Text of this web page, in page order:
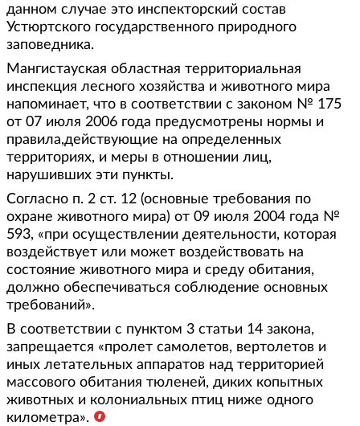
данном случае это инспекторский состав
Устюртского государственного природного
заповедника.
Мангистауская областная территориальная
инспекция лесного хозяйства и животного мира
напоминает, что в соответствии с законом № 175
от 07 июля 2006 года предусмотрены нормы и
правила,действующие на определенных
территориях, и меры в отношении лиц,
нарушивших эти пункты.
Согласно п. 2 ст. 12 (основные требования по
охране животного мира) от 09 июля 2004 года №
593, «при осуществлении деятельности, которая
воздействует или может воздействовать на
состояние животного мира и среду обитания,
должно обеспечиваться соблюдение основных
требований».
В соответствии с пунктом 3 статьи 14 закона,
запрещается «пролет самолетов, вертолетов и
иных летательных аппаратов над территорией
массового обитания тюленей, диких копытных
животных и колониальных птиц ниже одного
километра».